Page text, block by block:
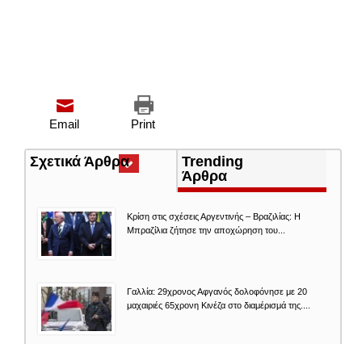
Print
Email
Σχετικά Άρθρα(ενεργή
καρτέλα)
Trending
Άρθρα
Κρίση στις σχέσεις Αργεντινής – Βραζιλίας: Η
Μπραζίλια ζήτησε την αποχώρηση του...
Γαλλία: 29χρονος Αφγανός δολοφόνησε με 20
μαχαιριές 65χρονη Κινέζα στο διαμέρισμά της....